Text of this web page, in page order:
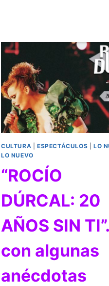
CULTURA ESPECTÁCULOS
LO
LO NUEVO
“ROCÍO
DÚRCAL: 20
AÑOS SIN
con algunas
anécdotas